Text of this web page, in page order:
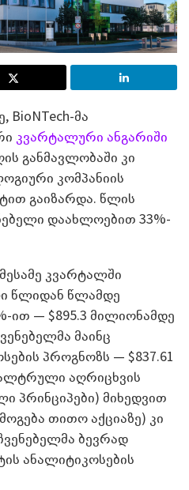
BioNTech-მა
კვარტალური ანგარიში
განმავლობაში კი
კომპანიის
გაიზარდა. წლის
დაახლოებით 33%-
კვარტალში
წლიდან წლამდე
ით — $895.3 მილიონამდე
მაინც
პროგნოზს — $837.61
აღრიცხვის
პრინციპები) მიხედვით
თითო აქციაზე) კი
ბევრად
ანალიტიკოსების